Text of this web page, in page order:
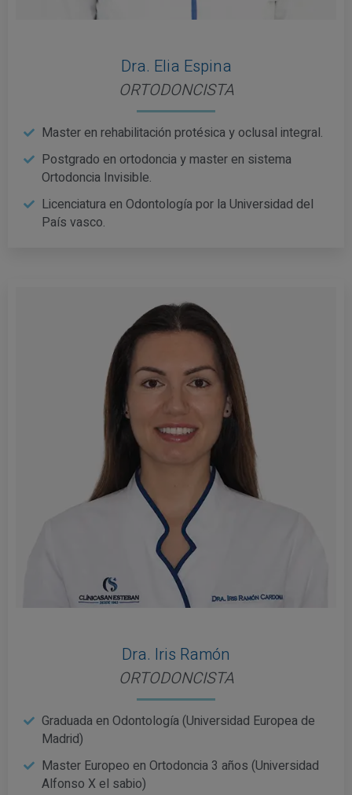
Dra. Elia Espina
ORTODONCISTA
Master en rehabilitación protésica y oclusal integral.
Postgrado en ortodoncia y master en sistema
Ortodoncia Invisible.
Licenciatura en Odontología por la Universidad del
País vasco.
Dra. Iris Ramón
ORTODONCISTA
Graduada en Odontología (Universidad Europea de
Madrid)
Master Europeo en Ortodoncia 3 años (Universidad
Alfonso X el sabio)